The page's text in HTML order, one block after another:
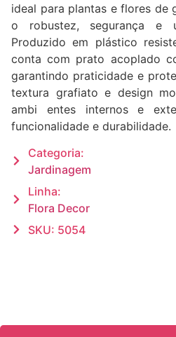
ideal para plantas e flores de
o robustez, segurança e
Produzido em plástico
conta com prato acoplado
garantindo praticidade e
textura grafiato e design
ambi entes internos e
funcionalidade e durabilidade.
Categoria:
Jardinagem
Linha:
Flora Decor
SKU: 5054